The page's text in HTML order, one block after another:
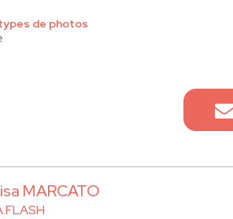
de photos
MARCATO